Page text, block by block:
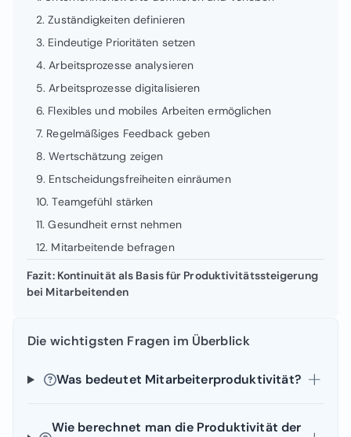
Die wichtigsten Fragen im Überblick
Was bedeutet Mitarbeiterproduktivität?
Wie berechnet man die Produktivität der
2. Zuständigkeiten definieren
3. Eindeutige Prioritäten setzen
4. Arbeitsprozesse analysieren
5. Arbeitsprozesse digitalisieren
6. Flexibles und mobiles Arbeiten ermöglichen
7. Regelmäßiges Feedback geben
8. Wertschätzung zeigen
9. Entscheidungsfreiheiten einräumen
10. Teamgefühl stärken
11. Gesundheit ernst nehmen
12. Mitarbeitende befragen
Fazit: Kontinuität als Basis für Produktivitätssteigerung
bei Mitarbeitenden